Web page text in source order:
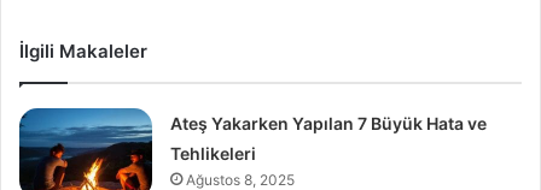
İlgili Makaleler
Ateş Yakarken Yapılan 7 Büyük Hata ve
Tehlikeleri
Ağustos 8, 2025